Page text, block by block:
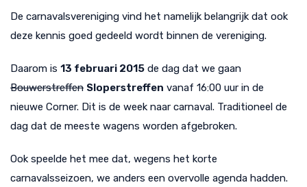
De carnavalsvereniging vind het namelijk belangrijk dat ook
deze kennis goed gedeeld wordt binnen de vereniging.
Daarom is 13 februari 2015 de dag dat we gaan
Bouwerstreffen Sloperstreffen vanaf 16:00 uur in de
nieuwe Corner. Dit is de week naar carnaval. Traditioneel de
dag dat de meeste wagens worden afgebroken.
Ook speelde het mee dat, wegens het korte
carnavalsseizoen, we anders een overvolle agenda hadden.